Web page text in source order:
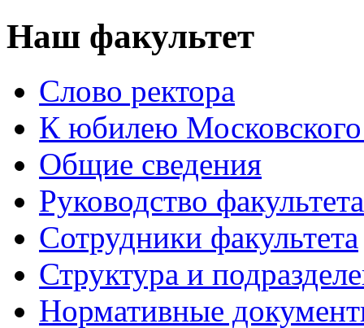
Наш факультет
Слово ректора
К юбилею Московского
Общие сведения
Руководство факультета
Сотрудники факультета
Структура и
Нормативные